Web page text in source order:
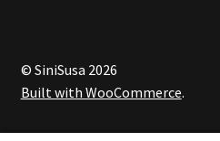
© SiniSusa 2026
Built with WooCommerce.